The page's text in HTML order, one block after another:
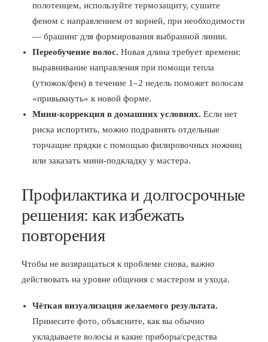
полотенцем, используйте термозащиту, сушите
феном с направлением от корней, при необходимости
— брашинг для формирования выбранной линии.
Переобучение волос. Новая длина требует времени:
выравнивание направления при помощи тепла
(утюжок/фен) в течение 1–2 недель поможет волосам
«привыкнуть» к новой форме.
Мини-коррекция в домашних условиях. Если нет
риска испортить, можно подравнять отдельные
торчащие прядки с помощью филировочных ножниц
или заказать мини-подкладку у мастера.
Профилактика и долгосрочные
решения: как избежать
повторения
Чтобы не возвращаться к проблеме снова, важно
действовать на уровне общения с мастером и ухода.
Чёткая визуализация желаемого результата.
Принесите фото, объясните, как вы обычно
укладываете волосы и какие приборы/средства